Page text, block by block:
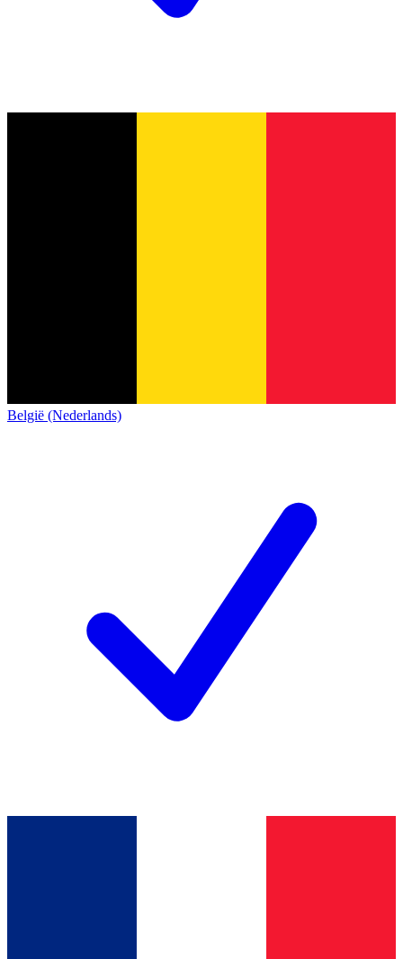
België (Nederlands)